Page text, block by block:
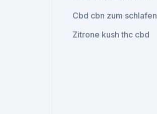
Cbd cbn zum schlafen
Zitrone kush thc cbd